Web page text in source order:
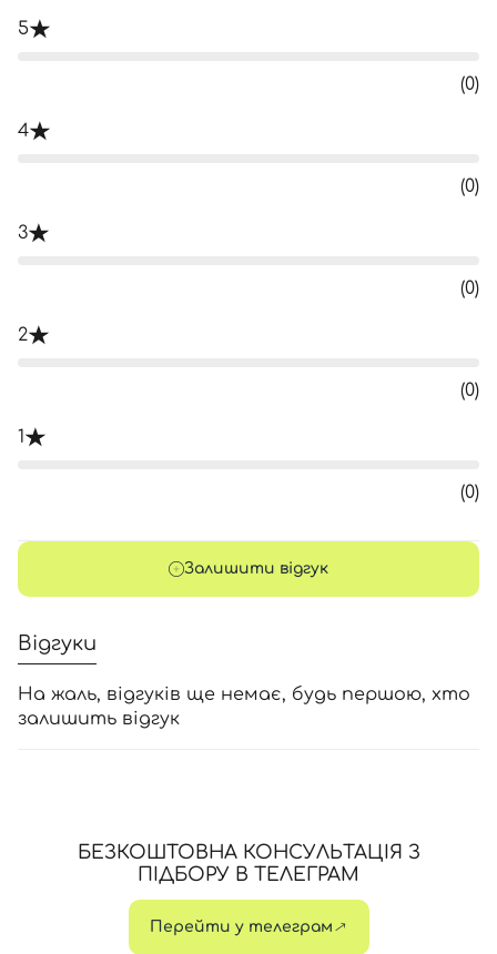
5
(0)
4
(0)
3
(0)
2
(0)
1
(0)
Залишити відгук
Відгуки
На жаль, відгуків ще немає, будь першою, хто
залишить відгук
БЕЗКОШТОВНА КОНСУЛЬТАЦІЯ З
ПІДБОРУ В ТЕЛЕГРАМ
Перейти у телеграм